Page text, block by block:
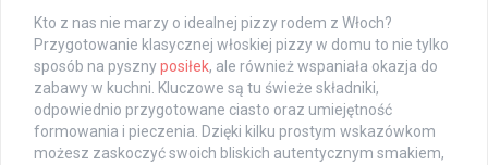
Kto z nas nie marzy o idealnej pizzy rodem z Włoch?
Przygotowanie klasycznej włoskiej pizzy w domu to nie tylko
sposób na pysznyposiłek, ale również wspaniała okazja do
zabawy w kuchni. Kluczowe są tu świeże składniki,
odpowiednio przygotowane ciasto oraz umiejętność
formowania i pieczenia. Dzięki kilku prostym wskazówkom
możesz zaskoczyć swoich bliskich autentycznym smakiem,